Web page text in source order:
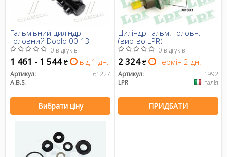
Гальмівний циліндр
головний Doblo 00-13
0 відгуків
1 461 - 1 544₴ від 1 дн.
Артикул:
61227
A.B.S.
Вибрати ціну
Циліндр гальм. головн.
(вир-во LPR)
0 відгуків
2 324₴ термін 2 дн.
Артикул:
1992
LPR
Італія
ПРИДБАТИ